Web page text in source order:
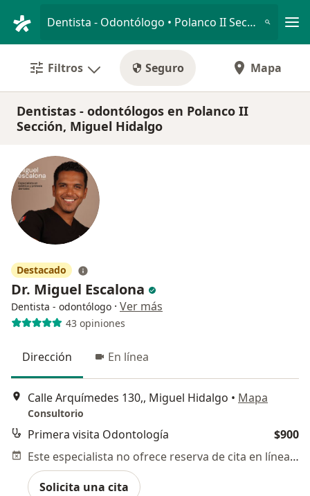
Dentista - Odontólogo • Polanco II Sección, Miguel Hidalgo, CDMX
Filtros Seguro Mapa
Dentistas - odontólogos en Polanco II
Sección, Miguel Hidalgo
Destacado
Dr. Miguel Escalona
Dentista - odontólogo · Ver más
43 opiniones
Dirección En línea
Calle Arquímedes 130,, Miguel Hidalgo • Mapa
Consultorio
Primera visita Odontología
$900
Este especialista no ofrece reserva de cita en línea en esta dirección.
Solicita una cita